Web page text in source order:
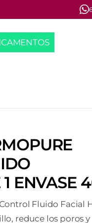
ENVASE
Fluido Facial
reduce los poros y